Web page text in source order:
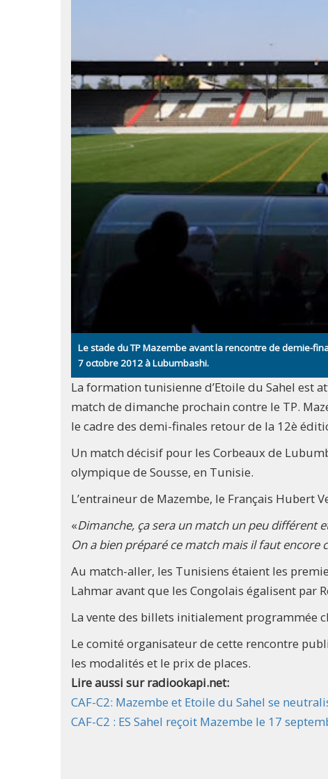
Le stade du TP Mazembe avant la rencontre de demie-
7 octobre 2012 à Lubumbashi.
La formation tunisienne d’Etoile du Sahel est
match de dimanche prochain contre le TP.
le cadre des demi-finales retour de la 12è
Un match décisif pour les Corbeaux de
olympique de Sousse, en Tunisie.
L’entraineur de Mazembe, le Français Hubert
«Dimanche, ça sera un match un peu différent
On a bien préparé ce match mais il faut encore
Au match-aller, les Tunisiens étaient les
Lahmar avant que les Congolais égalisent par
La vente des billets initialement programmée
Le comité organisateur de cette rencontre
les modalités et le prix de places.
Lire aussi sur radiookapi.net:
CAF-C2: Mazembe et Etoile du Sahel se
CAF-C2 : ES Sahel reçoit Mazembe le 17